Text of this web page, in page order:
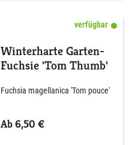
verfügbar
Winterharte Garten-
Fuchsie 'Tom Thumb'
Fuchsia magellanica 'Tom pouce'
Ab 6,50 €